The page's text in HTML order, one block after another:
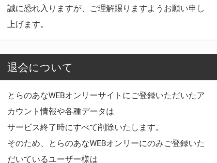
誠に恐れ入りますが、ご理解賜りますようお願い申し
上げます。
退会について
とらのあなWEBオンリーサイトにご登録いただいたア
カウント情報や各種データは
サービス終了時にすべて削除いたします。
そのため、とらのあなWEBオンリーにのみご登録いた
だいているユーザー様は